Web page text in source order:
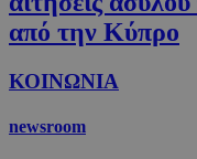
από την Κύπρο
ΚΟΙΝΩΝΙΑ
newsroom